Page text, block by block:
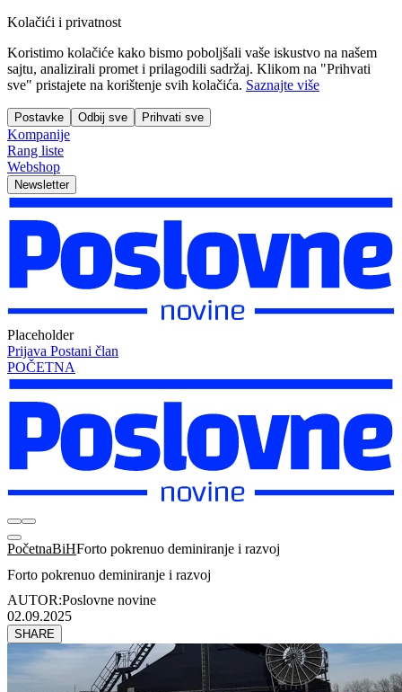
Kolačići i privatnost
Koristimo kolačiće kako bismo poboljšali vaše iskustvo na našem
sajtu, analizirali promet i prilagodili sadržaj. Klikom na "Prihvati
sve" pristajete na korištenje svih kolačića. Saznajte više
Postavke Odbij sve Prihvati sve
Kompanije
Rang liste
Webshop
Newsletter
Placeholder
Prijava Postani član
POČETNA
PočetnaBiHForto pokrenuo deminiranje i razvoj
Forto pokrenuo deminiranje i razvoj
AUTOR:Poslovne novine
02.09.2025
SHARE